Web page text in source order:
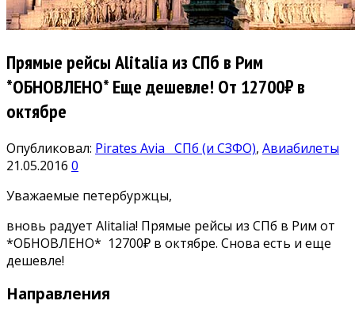
Прямые рейсы Alitalia из СПб в Рим
*ОБНОВЛЕНО* Еще дешевле! От 12700₽ в
октябре
Опубликовал: Pirates Avia СПб (и СЗФО), Авиабилеты
21.05.2016 0
Уважаемые петербуржцы,
вновь радует Alitalia! Прямые рейсы из СПб в Рим от
*ОБНОВЛЕНО* 12700₽ в октябре. Снова есть и еще
дешевле!
Направления